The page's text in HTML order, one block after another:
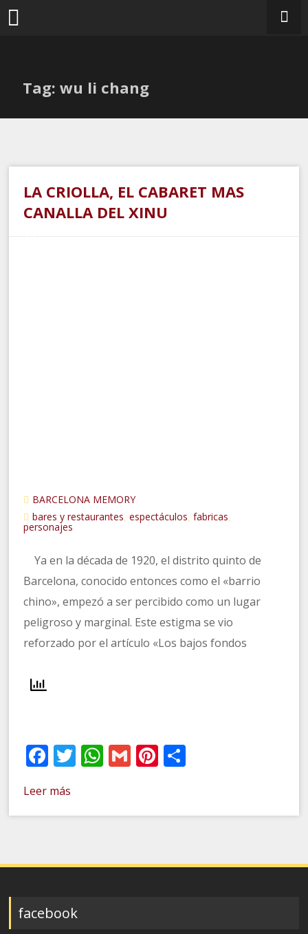
Tag: wu li chang
LA CRIOLLA, EL CABARET MAS
CANALLA DEL XINU
BARCELONA MEMORY
bares y restaurantes,espectáculos,fabricas,
personajes
Ya en la década de 1920, el distrito quinto de
Barcelona, conocido entonces como el «barrio
chino», empezó a ser percibido como un lugar
peligroso y marginal. Este estigma se vio
reforzado por el artículo «Los bajos fondos
Facebook
Twitter
WhatsApp
GmailPinterest
Leer más
facebook